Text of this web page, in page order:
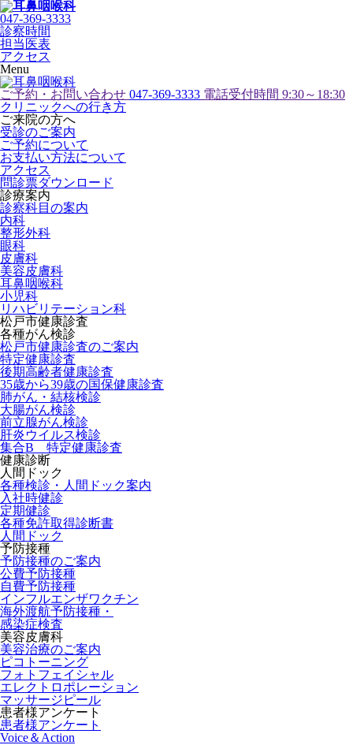
047-369-3333
診察時間
担当医表
アクセス
Menu
ご予約・お問い合わせ 047-369-3333 電話受付時間 9:30～18:30
クリニックへの行き方
ご来院の方へ
受診のご案内
ご予約について
お支払い方法について
アクセス
問診票ダウンロード
診療案内
診察科目の案内
内科
整形外科
眼科
皮膚科
美容皮膚科
耳鼻咽喉科
小児科
リハビリテーション科
松戸市健康診査
各種がん検診
松戸市健康診査のご案内
特定健康診査
後期高齢者健康診査
35歳から39歳の国保健康診査
肺がん・結核検診
大腸がん検診
前立腺がん検診
肝炎ウイルス検診
集合B 特定健康診査
健康診断
人間ドック
各種検診・人間ドック案内
入社時健診
定期健診
各種免許取得診断書
人間ドック
予防接種
予防接種のご案内
公費予防接種
自費予防接種
インフルエンザワクチン
海外渡航予防接種・
感染症検査
美容皮膚科
美容治療のご案内
ピコトーニング
フォトフェイシャル
エレクトロポレーション
マッサージピール
患者様アンケート
患者様アンケート
Voice＆Action